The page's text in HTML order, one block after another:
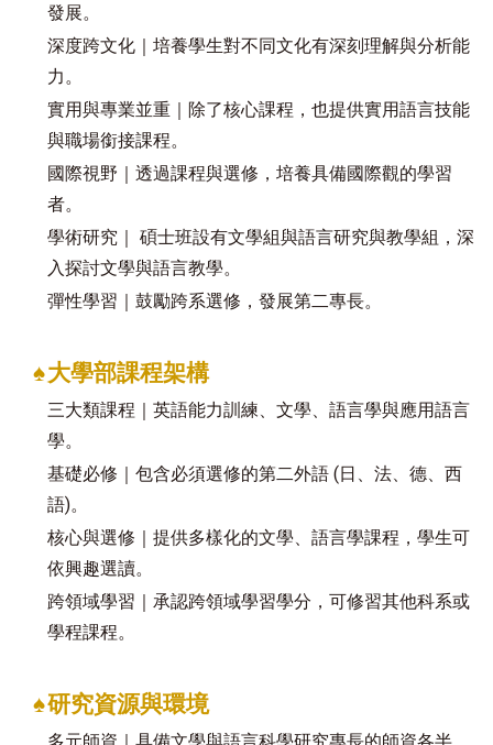
發展。
深度跨文化｜培養學生對不同文化有深刻理解與分析能
力。
實用與專業並重｜除了核心課程，也提供實用語言技能
與職場銜接課程。
國際視野｜透過課程與選修，培養具備國際觀的學習
者。
學術研究｜ 碩士班設有文學組與語言研究與教學組，深
入探討文學與語言教學。
彈性學習｜鼓勵跨系選修，發展第二專長。
♠大學部課程架構
三大類課程｜英語能力訓練、文學、語言學與應用語言
學。
基礎必修｜包含必須選修的第二外語 (日、法、德、西
語)。
核心與選修｜提供多樣化的文學、語言學課程，學生可
依興趣選讀。
跨領域學習｜承認跨領域學習學分，可修習其他科系或
學程課程。
♠研究資源與環境
多元師資｜具備文學與語言科學研究專長的師資各半。